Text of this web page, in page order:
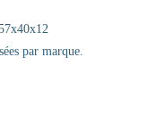
par marque.